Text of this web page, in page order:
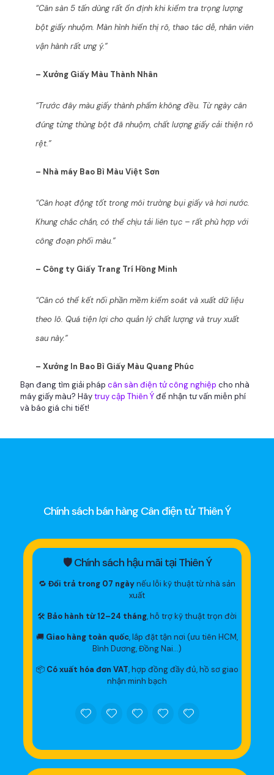
“Cân sàn 5 tấn dùng rất ổn định khi kiểm tra trọng lượng
bột giấy nhuộm. Màn hình hiển thị rõ, thao tác dễ, nhân viên
vận hành rất ưng ý.”
– Xưởng Giấy Màu Thành Nhân
“Trước đây màu giấy thành phẩm không đều. Từ ngày cân
đúng từng thùng bột đã nhuộm, chất lượng giấy cải thiện rõ
rệt.”
– Nhà máy Bao Bì Màu Việt Sơn
“Cân hoạt động tốt trong môi trường bụi giấy và hơi nước.
Khung chắc chắn, có thể chịu tải liên tục – rất phù hợp với
công đoạn phối màu.”
– Công ty Giấy Trang Trí Hồng Minh
“Cân có thể kết nối phần mềm kiểm soát và xuất dữ liệu
theo lô. Quá tiện lợi cho quản lý chất lượng và truy xuất
sau này.”
– Xưởng In Bao Bì Giấy Màu Quang Phúc
Bạn đang tìm giải pháp cân sàn điện tử công nghiệp cho nhà
máy giấy màu? Hãytruy cập Thiên Ýđể nhận tư vấn miễn phí
và báo giá chi tiết!
Chính sách bán hàng Cân điện tử Thiên Ý
🛡 Chính sách hậu mãi tại Thiên Ý
🔁 Đổi trả trong 07 ngàynếu lỗi kỹ thuật từ nhà sản
xuất
🛠 Bảo hành từ 12–24 tháng, hỗ trợ kỹ thuật trọn đời
🚚 Giao hàng toàn quốc, lắp đặt tận nơi (ưu tiên HCM,
Bình Dương, Đồng Nai…)
📦 Có xuất hóa đơn VAT, hợp đồng đầy đủ, hồ sơ giao
nhận minh bạch